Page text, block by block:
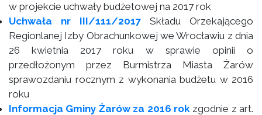
w projekcie uchwały budżetowej na 2017 rok
Uchwała nr III/111/2017 Składu Orzekającego
Regionlanej Izby Obrachunkowej we Wrocławiu z dnia
26 kwietnia 2017 roku w sprawie opinii o
przedłożonym przez Burmistrza Miasta Żarów
sprawozdaniu rocznym z wykonania budżetu w 2016
roku
Informacja Gminy Żarów za 2016 rokzgodnie z art.